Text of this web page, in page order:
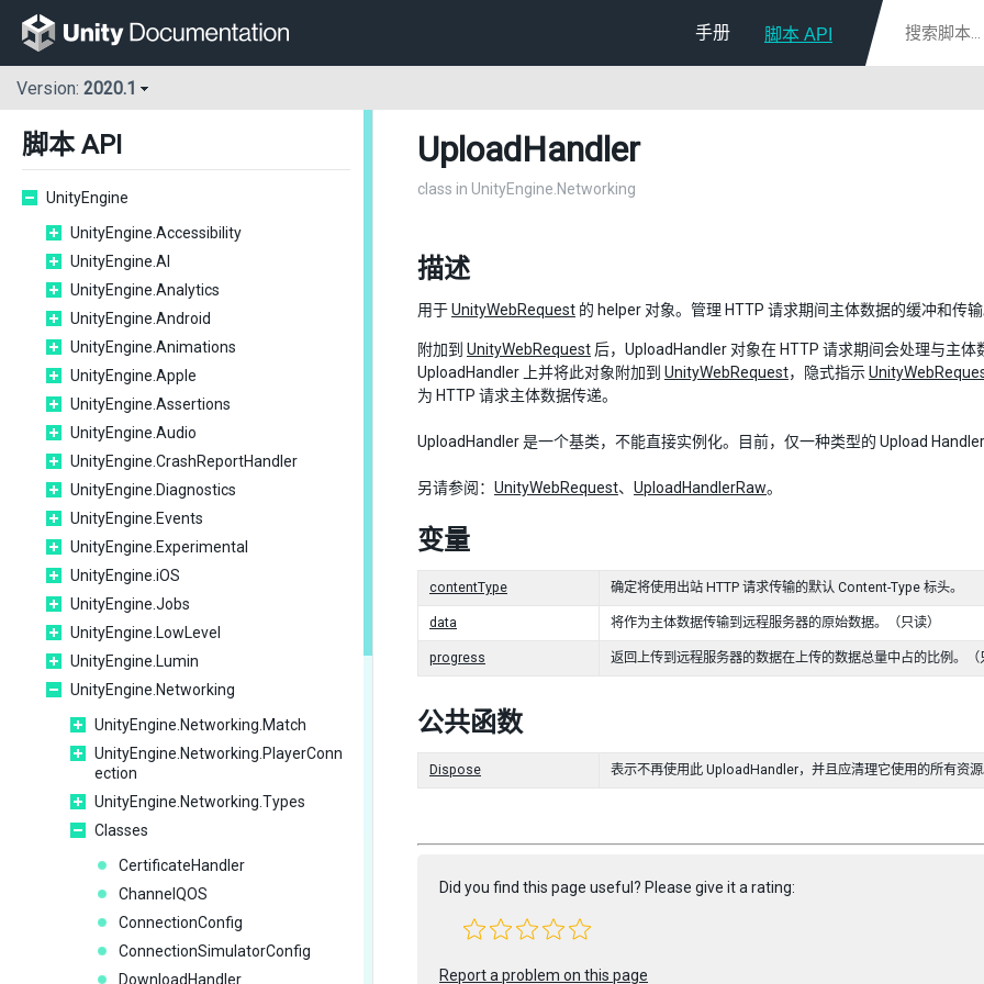
手册 脚本 API
Version: 2020.1
脚本 API
UnityEngine
UnityEngine.Accessibility
UnityEngine.AI
UnityEngine.Analytics
UnityEngine.Android
UnityEngine.Animations
UnityEngine.Apple
UnityEngine.Assertions
UnityEngine.Audio
UnityEngine.CrashReportHandler
UnityEngine.Diagnostics
UnityEngine.Events
UnityEngine.Experimental
UnityEngine.iOS
UnityEngine.Jobs
UnityEngine.LowLevel
UnityEngine.Lumin
UnityEngine.Networking
UnityEngine.Networking.Match
UnityEngine.Networking.PlayerConn
ection
UnityEngine.Networking.Types
Classes
CertificateHandler
ChannelQOS
ConnectionConfig
ConnectionSimulatorConfig
DownloadHandler
UploadHandler
class in UnityEngine.Networking
描述
用于UnityWebRequest 的 helper 对象。管理 HTTP 请求期间主体数据的缓冲和传输
附加到 UnityWebRequest 后，UploadHandler 对象在 HTTP 请求期间会处理与主
UploadHandler 上并将此对象附加到 UnityWebRequest，隐式指示
为 HTTP 请求主体数据传递。
UploadHandler 是一个基类，不能直接实例化。目前，仅一种类型的 Upload Handler
另请参阅： UnityWebRequest、 UploadHandlerRaw。
变量
contentType 确定将使用出站 HTTP 请求传输的默认 Content-Type 标头。
data 将作为主体数据传输到远程服务器的原始数据。（只读）
progress 返回上传到远程服务器的数据在上传的数据总量中占的比例。（
公共函数
Dispose 表示不再使用此 UploadHandler，并且应清理它使用的所有资源
Did you find this page useful? Please give it a rating:
Report a problem on this page